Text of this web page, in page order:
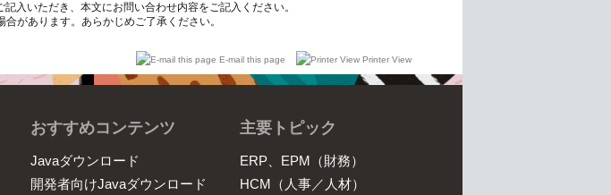
入いただき、本文にお問い合わせ内容をご記入ください。
があります。あらかじめご了承ください。
E-mail this page Printer View
おすすめコンテンツ
Javaダウンロード
開発者向けJavaダウンロード
主要トピック
ERP、EPM（財務）
HCM（人事／人材）